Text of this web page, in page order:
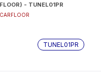
FLOOR) - TUNEL01PR
CARFLOOR
TUNEL01PR